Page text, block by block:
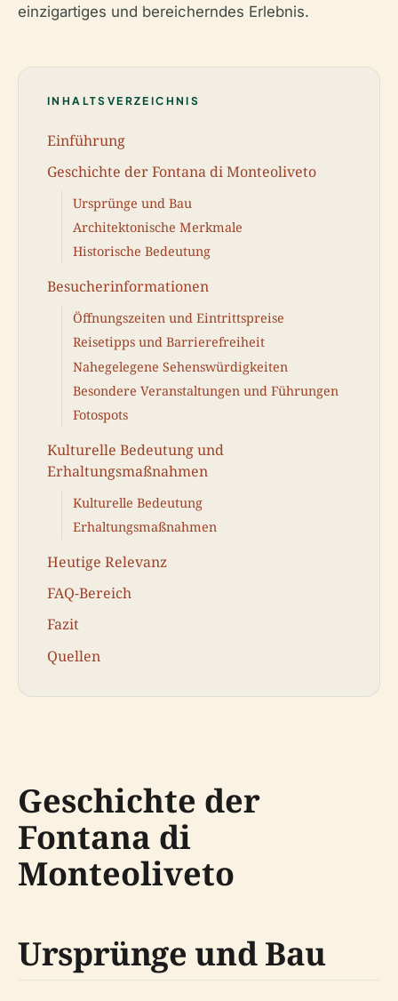
einzigartiges und bereicherndes Erlebnis.
INHALTSVERZEICHNIS
Einführung
Geschichte der Fontana di Monteoliveto
Ursprünge und Bau
Architektonische Merkmale
Historische Bedeutung
Besucherinformationen
Öffnungszeiten und Eintrittspreise
Reisetipps und Barrierefreiheit
Nahegelegene Sehenswürdigkeiten
Besondere Veranstaltungen und Führungen
Fotospots
Kulturelle Bedeutung und
Erhaltungsmaßnahmen
Kulturelle Bedeutung
Erhaltungsmaßnahmen
Heutige Relevanz
FAQ-Bereich
Fazit
Quellen
Geschichte der
Fontana di
Monteoliveto
Ursprünge und Bau